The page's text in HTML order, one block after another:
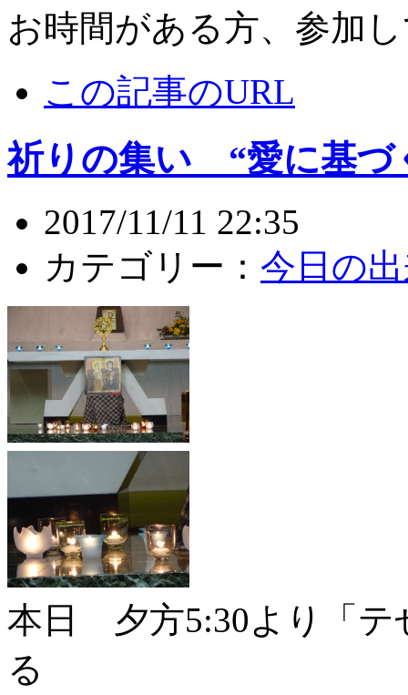
お時間がある方、参加
この記事のURL
祈りの集い “愛に基づ
2017/11/11 22:35
カテゴリー： 今日の
本日 夕方5:30より「テ
る